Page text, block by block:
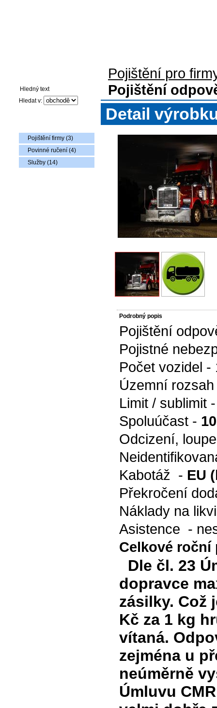
Hledat v:
Pojištění firmy (3)
Povinné ručení (4)
Služby (14)
Pojištění pro
Pojištění
Detail
Podrobný popis
Pojištění
Pojistné
Počet vozidel -
Územní
Limit / sublimit
Spoluúčast -
Odcizení,
Kabotáž - EU
Překročení
Náklady na
Asistence -
Celkové roční
Dle čl. 23
dopravce
zásilky. Což
Kč za 1 kg
vítaná.
zejména u
neúměrně
Úmluvu